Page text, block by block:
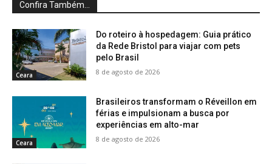
Confira Também...
Ceara
Do roteiro à hospedagem: Guia prático
da Rede Bristol para viajar com pets
pelo Brasil
8 de agosto de 2026
Ceara
Brasileiros transformam o Réveillon em
férias e impulsionam a busca por
experiências em alto-mar
8 de agosto de 2026